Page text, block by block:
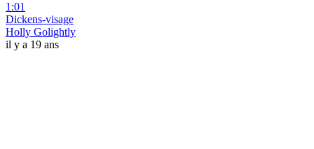
1:01
Dickens-visage
Holly Golightly
il y a 19 ans